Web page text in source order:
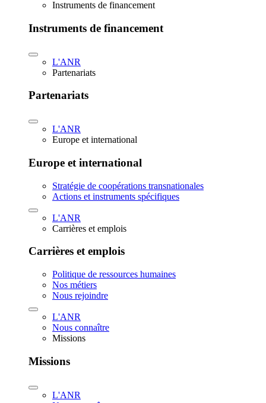
Instruments de financement
Instruments de financement
L'ANR
Partenariats
Partenariats
L'ANR
Europe et international
Europe et international
Stratégie de coopérations transnationales
Actions et instruments spécifiques
L'ANR
Carrières et emplois
Carrières et emplois
Politique de ressources humaines
Nos métiers
Nous rejoindre
L'ANR
Nous connaître
Missions
Missions
L'ANR